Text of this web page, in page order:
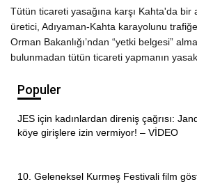
Tütün ticareti yasağına karşı Kahta'da
üretici, Adıyaman-Kahta karayolunu
Orman Bakanlığı’ndan “yetki belgesi”
bulunmadan tütün ticareti yapmanın
Populer
JES için kadınlardan direniş çağrısı:
köye girişlere izin vermiyor! – VİDEO
10. Geleneksel Kurmeş Festivali film